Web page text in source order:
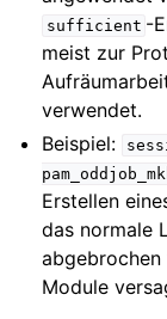
sufficient -
meist zur
verwendet.
Beispiel:
Erstellen
das normale
abgebrochen
Module